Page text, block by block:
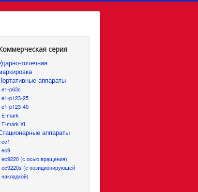
серия
точечная
аппараты
e1-p63c
e1-p123-25
e1-p123-40
E-mark
E-mark XL
аппараты
ec1
eс9
ec9220 (с осью вращения)
ec9220s (с позиционирующей
накладкой)